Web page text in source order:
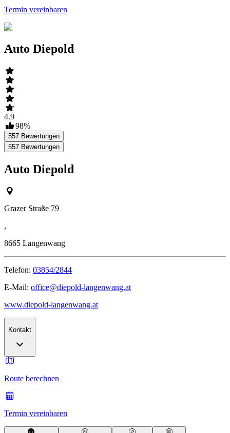
Termin vereinbaren
Auto Diepold
4.9
98%
557 Bewertungen
557 Bewertungen
Auto Diepold
Grazer Straße 79
,
8665 Langenwang
Telefon: 03854/2844
E-Mail: office@diepold-langenwang.at
www.diepold-langenwang.at
Kontakt
Route berechnen
Termin vereinbaren